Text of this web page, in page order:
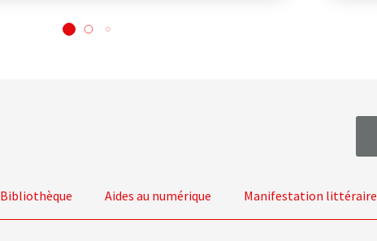
Bibliothèque Aides au numérique Manifestation littéraire